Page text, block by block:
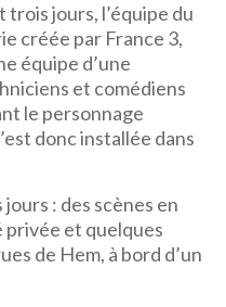
jours, l’équipe du
créée par France 3,
équipe d’une
et comédiens
le personnage
donc installée dans
: des scènes en
et quelques
de Hem, à bord d’un